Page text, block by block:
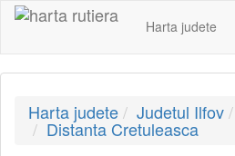
Harta judete
Harta judete Judetul Ilfov
Distanta Cretuleasca